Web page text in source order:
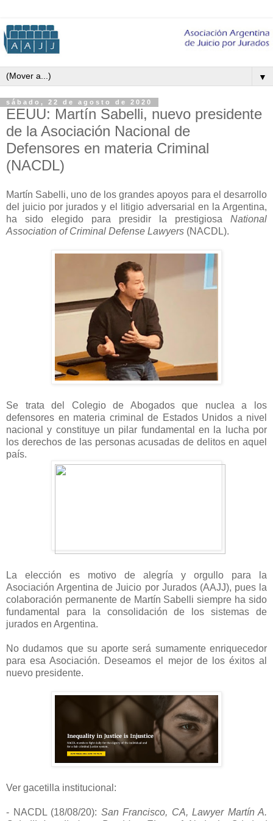
▼
sábado, 22 de agosto de 2020
EEUU: Martín Sabelli, nuevo presidente
de la Asociación Nacional de
Defensores en materia Criminal
(NACDL)
Martín Sabelli, uno de los grandes apoyos para el desarrollo
del juicio por jurados y el litigio adversarial en la Argentina,
ha sido elegido para presidir la prestigiosa National
Association of Criminal Defense Lawyers (NACDL).
Se trata del Colegio de Abogados que nuclea a los
defensores en materia criminal de Estados Unidos a nivel
nacional y constituye un pilar fundamental en la lucha por
los derechos de las personas acusadas de delitos en aquel
país.
La elección es motivo de alegría y orgullo para la
Asociación Argentina de Juicio por Jurados (AAJJ), pues la
colaboración permanente de Martín Sabelli siempre ha sido
fundamental para la consolidación de los sistemas de
jurados en Argentina.
No dudamos que su aporte será sumamente enriquecedor
para esa Asociación. Deseamos el mejor de los éxitos al
nuevo presidente.
Ver gacetilla institucional:
- NACDL (18/08/20): San Francisco, CA, Lawyer Martín A.